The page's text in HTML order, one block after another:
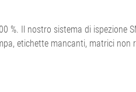
•
Visualizza tutto•
Visualizza tutto
%. Il nostro sistema di ispezione
etichette mancanti, matrici non